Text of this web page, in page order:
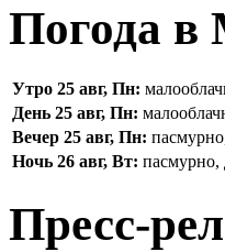
Погода в
Утро 25 авг, Пн:
День 25 авг, Пн:
Вечер 25 авг, Пн:
Ночь 26 авг, Вт: пасмурно,
Пресс-